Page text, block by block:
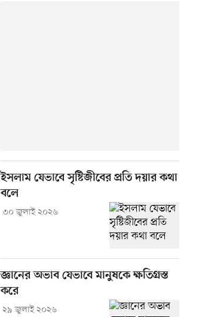
ইসলাম যেভাবে সৃষ্টিজীবের প্রতি দয়ার কথা
বলে
৩০ জুলাই ২০২৬
জ্ঞানের অভাব যেভাবে মানুষকে ক্ষতিগ্রস্ত
করে
২৯ জুলাই ২০২৬